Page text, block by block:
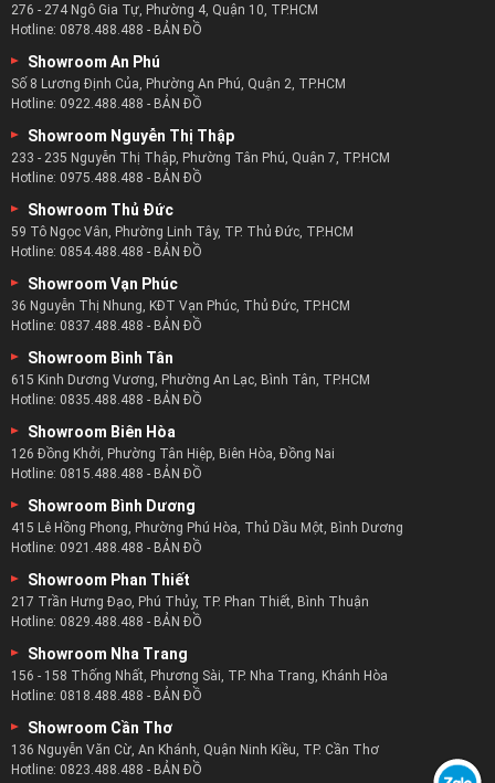
276 - 274 Ngô Gia Tự, Phường 4, Quận 10, TP.HCM
Hotline: 0878.488.488 - BẢN ĐỒ
Showroom An Phú
Số 8 Lương Định Của, Phường An Phú, Quận 2, TP.HCM
Hotline: 0922.488.488 - BẢN ĐỒ
Showroom Nguyễn Thị Thập
233 - 235 Nguyễn Thị Thập, Phường Tân Phú, Quận 7, TP.HCM
Hotline: 0975.488.488 - BẢN ĐỒ
Showroom Thủ Đức
59 Tô Ngọc Vân, Phường Linh Tây, TP. Thủ Đức, TP.HCM
Hotline: 0854.488.488 - BẢN ĐỒ
Showroom Vạn Phúc
36 Nguyễn Thị Nhung, KĐT Vạn Phúc, Thủ Đức, TP.HCM
Hotline: 0837.488.488 - BẢN ĐỒ
Showroom Bình Tân
615 Kinh Dương Vương, Phường An Lạc, Bình Tân, TP.HCM
Hotline: 0835.488.488 - BẢN ĐỒ
Showroom Biên Hòa
126 Đồng Khởi, Phường Tân Hiệp, Biên Hòa, Đồng Nai
Hotline: 0815.488.488 - BẢN ĐỒ
Showroom Bình Dương
415 Lê Hồng Phong, Phường Phú Hòa, Thủ Dầu Một, Bình Dương
Hotline: 0921.488.488 - BẢN ĐỒ
Showroom Phan Thiết
217 Trần Hưng Đạo, Phú Thủy, TP. Phan Thiết, Bình Thuận
Hotline: 0829.488.488 - BẢN ĐỒ
Showroom Nha Trang
156 - 158 Thống Nhất, Phương Sài, TP. Nha Trang, Khánh Hòa
Hotline: 0818.488.488 - BẢN ĐỒ
Showroom Cần Thơ
136 Nguyễn Văn Cừ, An Khánh, Quận Ninh Kiều, TP. Cần Thơ
Hotline: 0823.488.488 - BẢN ĐỒ